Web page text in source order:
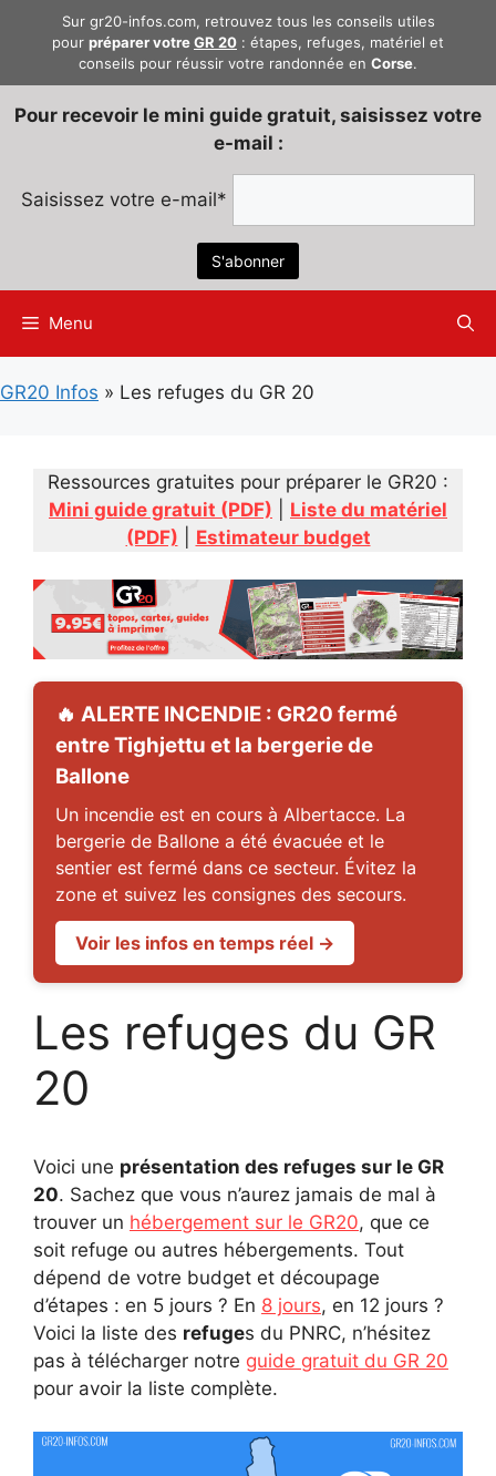
Sur gr20-infos.com, retrouvez tous les conseils utiles
pour préparer votreGR 20 : étapes, refuges, matériel et
conseils pour réussir votre randonnée en Corse.
Pour recevoir le mini guide gratuit, saisissez votre
e-mail :
Saisissez votre e-mail*
Menu
GR20 Infos » Les refuges du GR 20
Ressources gratuites pour préparer le GR20 :
Mini guide gratuit (PDF)
Liste du matériel
(PDF)
Estimateur budget
🔥 ALERTE INCENDIE : GR20 fermé
entre Tighjettu et la bergerie de
Ballone
Un incendie est en cours à Albertacce. La
bergerie de Ballone a été évacuée et le
sentier est fermé dans ce secteur. Évitez la
zone et suivez les consignes des secours.
Voir les infos en temps réel →
Les refuges du GR
20
Voici une présentation des refuges sur le GR
20. Sachez que vous n’aurez jamais de mal à
trouver un hébergement sur le GR20, que ce
soit refuge ou autres hébergements. Tout
dépend de votre budget et découpage
d’étapes : en 5 jours ? En 8 jours, en 12 jours ?
Voici la liste des refuges du PNRC, n’hésitez
pas à télécharger notre guide gratuit du GR 20
pour avoir la liste complète.